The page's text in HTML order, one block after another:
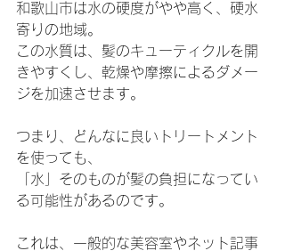
和歌山市は水の硬度がやや高く、硬水
寄りの地域。
この水質は、髪のキューティクルを開
きやすくし、乾燥や摩擦によるダメー
ジを加速させます。
つまり、どんなに良いトリートメント
を使っても、
「水」そのものが髪の負担になってい
る可能性があるのです。
これは、一般的な美容室やネット記事